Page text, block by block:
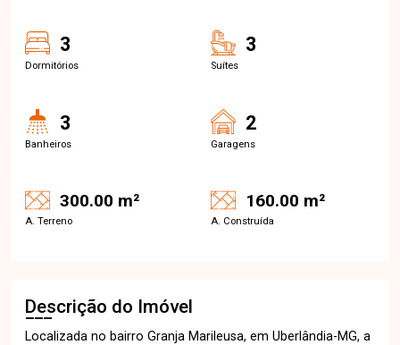
3
Dormitórios
3
Suítes
3
Banheiros
2
Garagens
300.00 m²
A. Terreno
160.00 m²
A. Construída
Descrição do Imóvel
Localizada no bairro Granja Marileusa, em Uberlândia-MG, a